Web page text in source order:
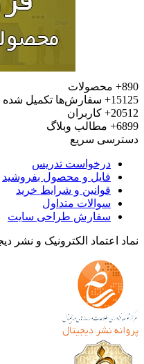
محصولات
سفارش‌ها تکمیل شده
کاربران
مطالب وبلاگ
سریع
درخواست تدریس
فایل و محصول بفروشید
قوانین و شرایط خرید
سوالات متداول
سفارش طراحی سایت
اعتماد الکترونیک و نشر دیجیتال